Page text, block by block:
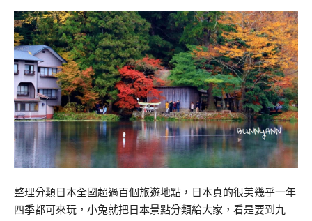
整理分類日本全國超過百個旅遊地點，日本真的很美幾乎一年
四季都可來玩，小兔就把日本景點分類給大家，看是要到九